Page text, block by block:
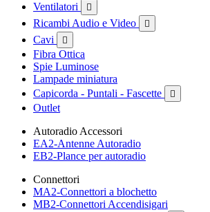
Ventilatori 
Ricambi Audio e Video 
Cavi 
Fibra Ottica
Spie Luminose
Lampade miniatura
Capicorda - Puntali - Fascette

Outlet
Autoradio Accessori
EA2-Antenne Autoradio
EB2-Plance per autoradio
Connettori
MA2-Connettori a blochetto
MB2-Connettori Accendisigari